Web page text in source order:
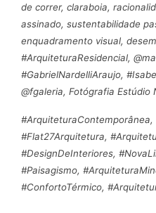
de correr, claraboia,
assinado, sustentabilidade
enquadramento visual,
#ArquiteturaResidencial,
#GabrielNardelliAraujo,
@fgaleria, Fotógrafia Estúdio
#ArquiteturaContemporânea,
#Flat27Arquitetura,
#DesignDeInteriores,
#Paisagismo,
#ConfortoTérmico,